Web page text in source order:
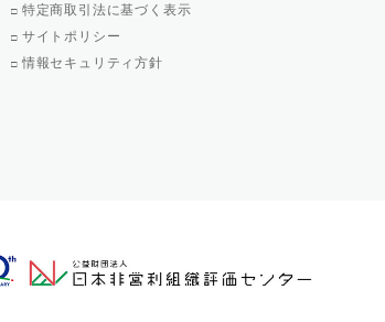
特定商取引法に基づく表示
サイトポリシー
情報セキュリティ方針